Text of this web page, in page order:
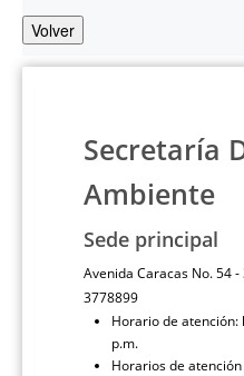
Volver
Secretaría
Ambiente
Sede principal
Avenida Caracas No. 54
3778899
Horario de atención:
p.m.
Horarios de